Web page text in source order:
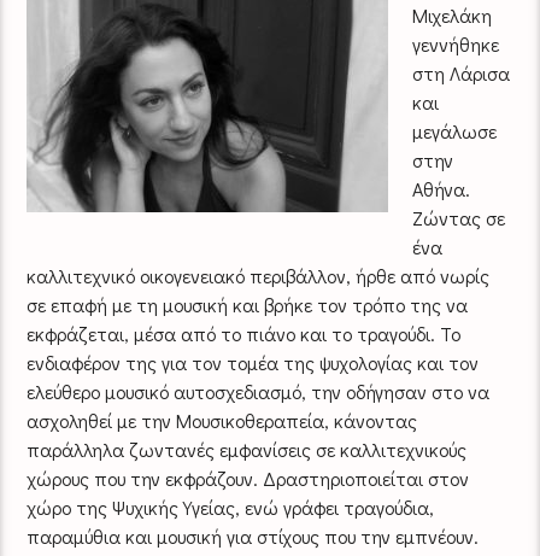
Μιχελάκη
γεννήθηκε
στη Λάρισα
και
μεγάλωσε
στην
Αθήνα.
Ζώντας σε
ένα
καλλιτεχνικό οικογενειακό περιβάλλον, ήρθε από νωρίς
σε επαφή με τη μουσική και βρήκε τον τρόπο της να
εκφράζεται, μέσα από το πιάνο και το τραγούδι. Το
ενδιαφέρον της για τον τομέα της ψυχολογίας και τον
ελεύθερο μουσικό αυτοσχεδιασμό, την οδήγησαν στο να
ασχοληθεί με την Μουσικοθεραπεία, κάνοντας
παράλληλα ζωντανές εμφανίσεις σε καλλιτεχνικούς
χώρους που την εκφράζουν. Δραστηριοποιείται στον
χώρο της Ψυχικής Υγείας, ενώ γράφει τραγούδια,
παραμύθια και μουσική για στίχους που την εμπνέουν.